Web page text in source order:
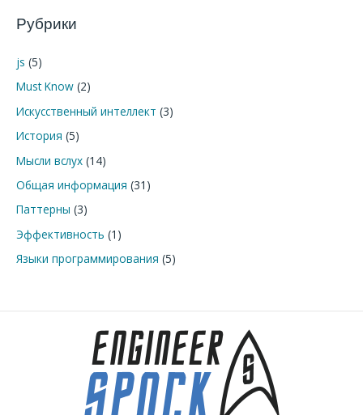
с
:
Рубрики
js (5)
Must Know (2)
Искусственный интеллект (3)
История (5)
Мысли вслух (14)
Общая информация (31)
Паттерны (3)
Эффективность (1)
Языки программирования (5)